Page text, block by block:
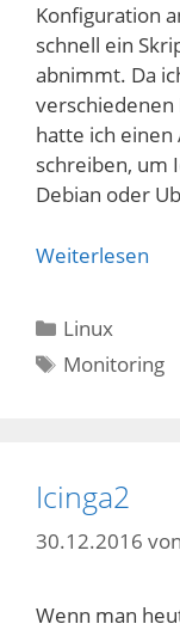
Konfiguration
schnell ein
abnimmt. Da
verschiedenen
hatte ich einen
schreiben, um
Debian oder
Weiterlesen
Kategorien
Linux
Schlagwörter
Monitoring
Icinga2
30.12.2016 von
Wenn man